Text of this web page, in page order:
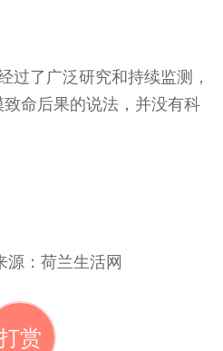
过了广泛研究和持续监测，
命后果的说法，并没有科
源：荷兰生活网
赏